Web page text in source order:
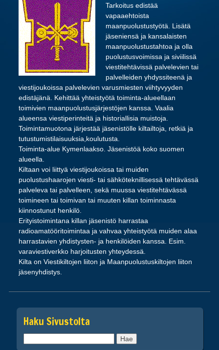
Tarkoitus edistää
vapaaehtoista
maanpuolustustyötä. Lisätä
jäseniensä ja kansalaisten
maanpuolustustahtoa ja olla
puolustusvoimissa ja siviilissä
viestitehtävissä palvelevien tai
palvelleiden yhdyssiteenä ja
viestijoukoissa palvelevien varusmiesten viihtyvyyden
edistäjänä. Kehittää yhteistyötä toiminta-alueellaan
toimivien maanpuolustusjärjestöjen kanssa. Vaalia
alueensa viestiperinteitä ja historiallisia muistoja.
Toimintamuotona järjestää jäsenistölle kiltailtoja, retkiä ja
tutustumistilaisuuksia,koulutusta.
Toiminta-alue Kymenlaakso. Jäsenistöä koko suomen
alueella.
Kiltaan voi liittyä viestijoukoissa tai muiden
puolustushaarojen viesti- tai sähköteknillisessä tehtävässä
palveleva tai palvelleen, sekä muussa viestitehtävässä
toimineen tai toimivan tai muuten killan toiminnasta
kiinnostunut henkilö.
Erityistoimintana killan jäsenistö harrastaa
radioamatööritoimintaa ja vahvaa yhteistyötä muiden alaa
harrastavien yhdistysten- ja henkilöiden kanssa. Esim.
varaviestiverkko harjoitusten yhteydessä.
Kilta on Viestikiltojen liiton ja Maanpuolustuskiltojen liiton
jäsenyhdistys.
Haku Sivustolta